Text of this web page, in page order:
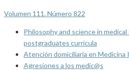
Volumen 111. Número 822
Philosophy and science in
postgraduates curricula
Atención domiciliaria en Medicina
Agresiones a los medic@s